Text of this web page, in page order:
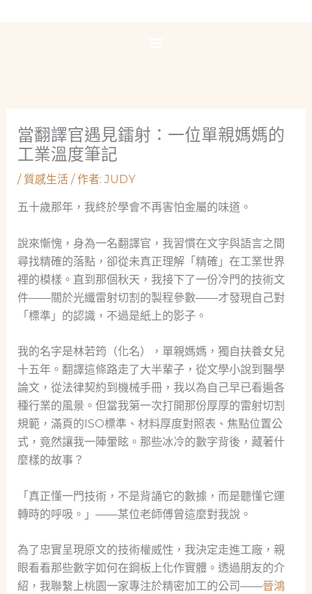
當翻譯官遇見鐳射：一位單親媽媽的
工業溫度筆記
/ 質感生活/ 作者:JUDY
五十歲那年，我終於學會不再害怕金屬的味道。
說來慚愧，身為一名翻譯官，我習慣在文字與語言之間
尋找精確的落點，卻從未真正理解「精確」在工業世界
裡的模樣。直到那個秋天，我接下了一份冷門的技術文
件——關於光纖雷射切割的製程參數——才發現自己對
「標準」的認識，不過是紙上的影子。
我的名字是林若筠（化名），單親媽媽，獨自扶養女兒
十五年。翻譯這條路走了大半輩子，從文學小說到醫學
論文，從法律契約到機械手冊，我以為自己早已看遍各
種行業的風景。但當我第一次打開那份厚厚的雷射切割
規範，滿頁的ISO標準、材料厚度對照表、焦點位置公
式，竟然讓我一陣暈眩。那些冰冷的數字背後，藏著什
麼樣的故事？
「真正懂一門技術，不是背誦它的數據，而是聽懂它運
轉時的呼吸。」——某位老師傅曾這麼對我說。
為了忠實呈現原文的技術權威性，我決定走進工廠，親
眼看看那些數字如何在鋼板上化作實體。透過朋友的介
紹，我聯繫上桃園一家專注於精密加工的公司——晉鴻